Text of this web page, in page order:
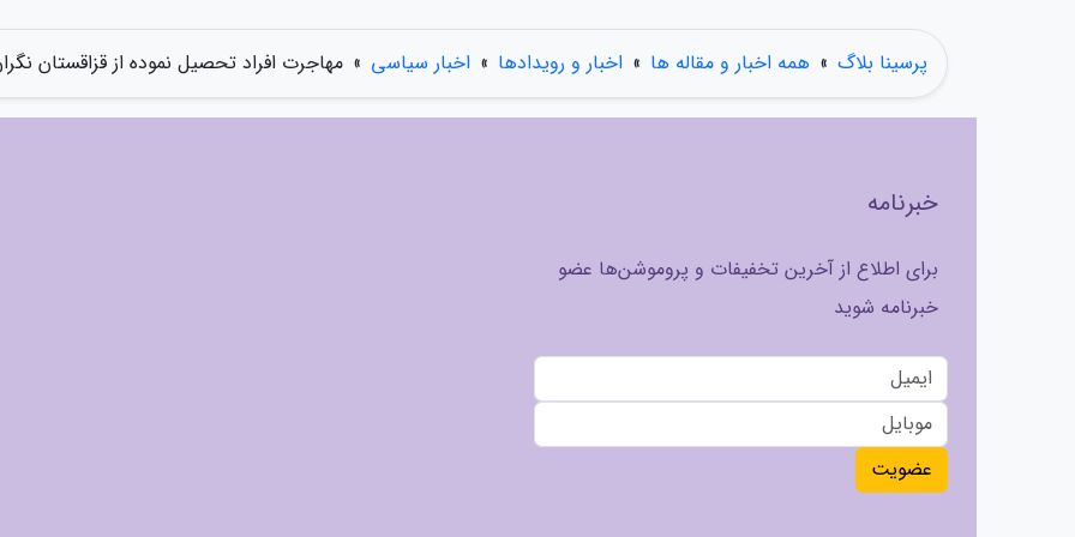
پرسینا بلاگ » همه اخبار و مقاله ها » اخبار و رویدادها » اخبار سیاسی » مهاجرت افراد تحصیل نموده از قزاقستان
خبرنامه
برای اطلاع از آخرین تخفیفات و پروموشن‌ها عضو
خبرنامه شوید
عضویت